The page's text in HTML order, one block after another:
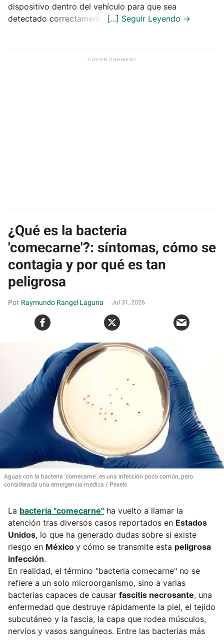
dispositivo dentro del vehículo para que sea
detectado correctamente.
¿Qué es la bacteria
'comecarne'?: síntomas, cómo se
contagia y por qué es tan
peligrosa
Raymundo Rangel Laguna Jul 31, 2026
Aguas con la bacteria 'comecarne', es una infección poco común, pero
considerada una emergencia médica
Pexels
La bacteria "comecarne" ha vuelto a llamar la
atención tras diversos casos reportados en Estados
Unidos, lo que ha generado dudas sobre si existe
riesgo en México y cómo se transmite esta peligrosa
infección.
En realidad, el término "bacteria comecarne" no se
refiere a un solo microorganismo, sino a varias
bacterias capaces de causar fascitis necrosante, una
enfermedad que destruye rápidamente la piel, el tejido
subcutáneo y la fascia, la capa que rodea músculos,
nervios y vasos sanguíneos. Entre las bacterias más